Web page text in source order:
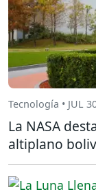
Tecnología • JUL
La NASA
altiplano